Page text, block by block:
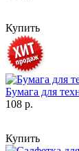
Купить
Бумага для
108 р.
Купить